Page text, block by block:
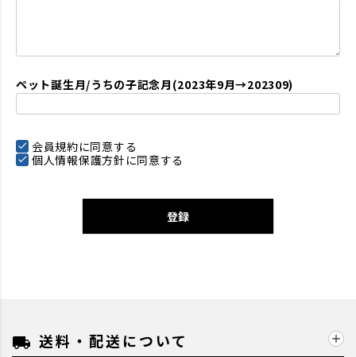
ペット誕生月/うちの子記念月(2023年9月→202309)
会員規約に同意する
個人情報保護方針 に同意する
登録
local_shipping 送料・配送について